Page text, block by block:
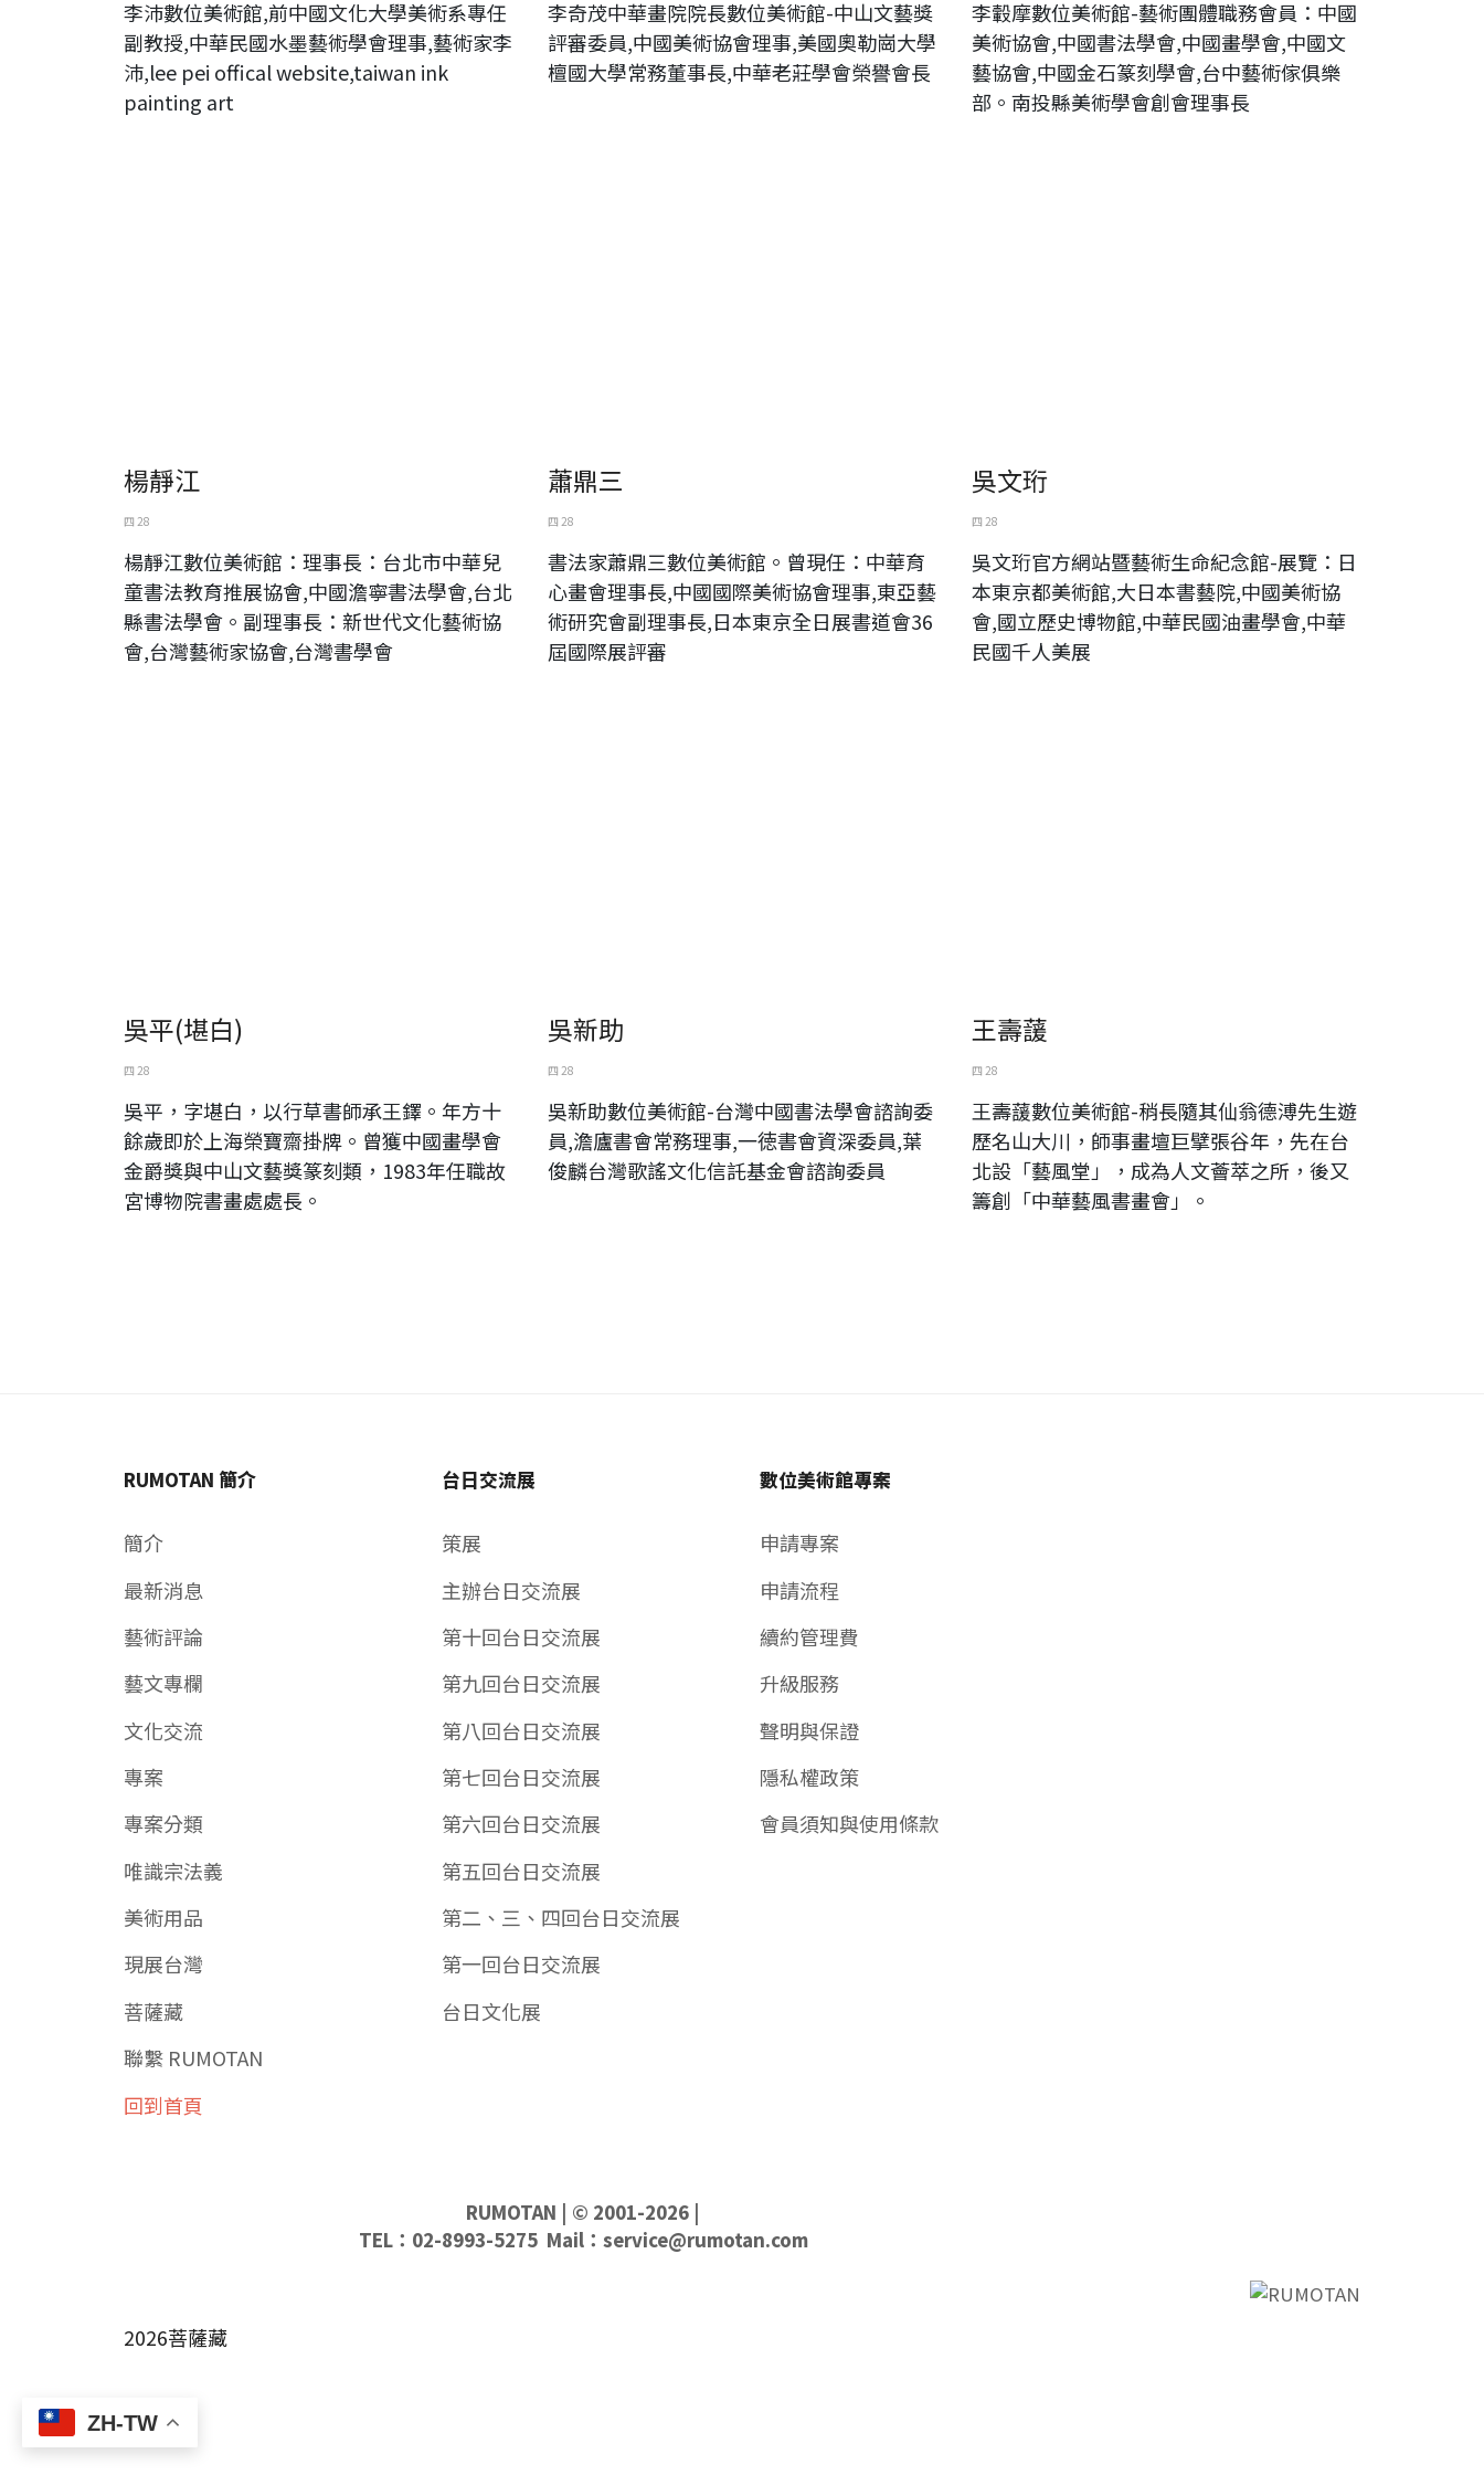
ZH-TW
李沛數位美術館,前中國文化大學美術系專任
副教授,中華民國水墨藝術學會理事,藝術家李
沛,lee pei offical website,taiwan ink
painting art
李奇茂中華畫院院長數位美術館-中山文藝獎
評審委員,中國美術協會理事,美國奧勒崗大學
檀國大學常務董事長,中華老莊學會榮譽會長
李轂摩數位美術館-藝術團體職務會員：中國
美術協會,中國書法學會,中國畫學會,中國文
藝協會,中國金石篆刻學會,台中藝術傢俱樂
部。南投縣美術學會創會理事長
楊靜江
四 28
楊靜江數位美術館：理事長：台北市中華兒
童書法教育推展協會,中國澹寧書法學會,台北
縣書法學會。副理事長：新世代文化藝術協
會,台灣藝術家協會,台灣書學會
蕭鼎三
四 28
書法家蕭鼎三數位美術館。曾現任：中華育
心畫會理事長,中國國際美術協會理事,東亞藝
術研究會副理事長,日本東京全日展書道會36
屆國際展評審
吳文珩
四 28
吳文珩官方網站暨藝術生命紀念館-展覽：日
本東京都美術館,大日本書藝院,中國美術協
會,國立歷史博物館,中華民國油畫學會,中華
民國千人美展
吳平(堪白)
四 28
吳平，字堪白，以行草書師承王鐸。年方十
餘歲即於上海榮寶齋掛牌。曾獲中國畫學會
金爵獎與中山文藝獎篆刻類，1983年任職故
宮博物院書畫處處長。
吳新助
四 28
吳新助數位美術館-台灣中國書法學會諮詢委
員,澹廬書會常務理事,一徳書會資深委員,葉
俊麟台灣歌謠文化信託基金會諮詢委員
王壽蘐
四 28
王壽蘐數位美術館-稍長隨其仙翁德溥先生遊
歷名山大川，師事畫壇巨擘張谷年，先在台
北設「藝風堂」，成為人文薈萃之所，後又
籌創「中華藝風書畫會」。
RUMOTAN 簡介
簡介
最新消息
藝術評論
藝文專欄
文化交流
專案
專案分類
唯識宗法義
美術用品
現展台灣
菩薩藏
聯繫 RUMOTAN
回到首頁
台日交流展
策展
主辦台日交流展
第十回台日交流展
第九回台日交流展
第八回台日交流展
第七回台日交流展
第六回台日交流展
第五回台日交流展
第二、三、四回台日交流展
第一回台日交流展
台日文化展
數位美術館專案
申請專案
申請流程
續約管理費
升級服務
聲明與保證
隱私權政策
會員須知與使用條款
RUMOTAN | © 2001-2026 |
TEL：02-8993-5275 Mail： service@rumotan.com
2026菩薩藏